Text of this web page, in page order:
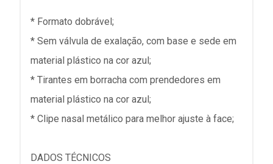
* Formato dobrável;
* Sem válvula de exalação, com base e sede em
material plástico na cor azul;
* Tirantes em borracha com prendedores em
material plástico na cor azul;
* Clipe nasal metálico para melhor ajuste à face;
DADOS TÉCNICOS